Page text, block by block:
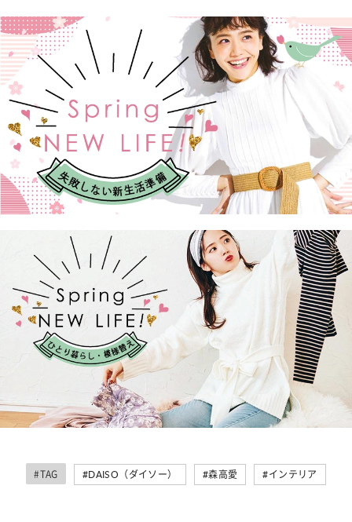
#TAG #DAISO（ダイソー） #森高愛 #インテリア